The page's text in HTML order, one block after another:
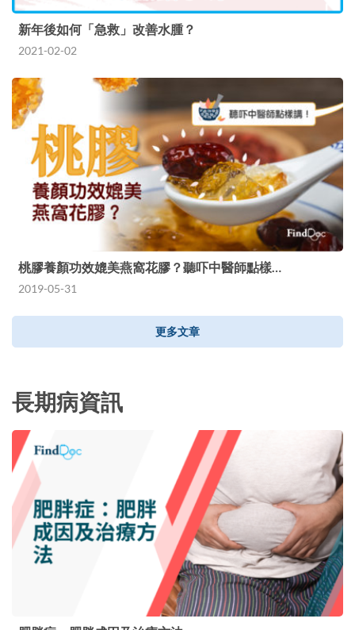
新年後如何「急救」改善水腫？
2021-02-02
桃膠養顏功效媲美燕窩花膠？聽吓中醫師點樣…
2019-05-31
更多文章
長期病資訊